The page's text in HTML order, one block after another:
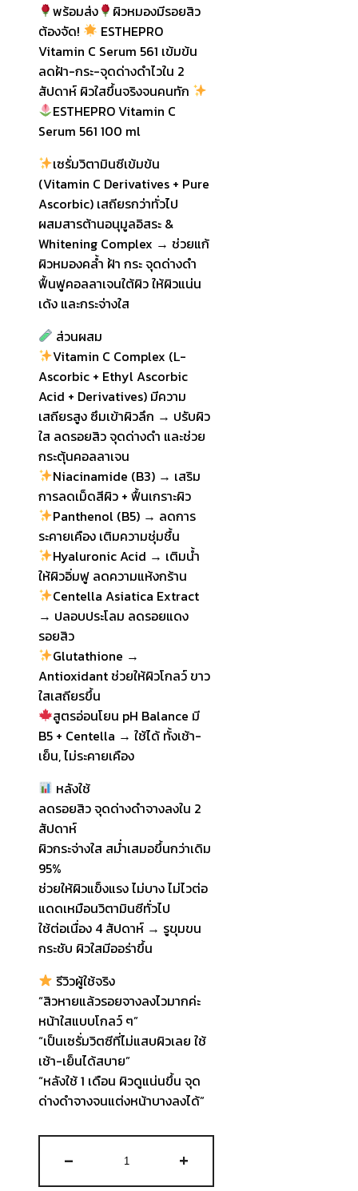
พร้อมส่ง
ผิวหมองมีรอยสิว
ต้องจัด!
ESTHEPRO
Vitamin C Serum 561 เข้มข้น
ลดฝ้า-กระ-จุดด่างดำไวใน 2
สัปดาห์ ผิวใสขึ้นจริงจนคนทัก
ESTHEPRO Vitamin C
Serum 561 100 ml
เซรั่มวิตามินซีเข้มข้น
(Vitamin C Derivatives + Pure
Ascorbic) เสถียรกว่าทั่วไป
ผสมสารต้านอนุมูลอิสระ &
Whitening Complex → ช่วยแก้
ผิวหมองคล้ำ ฝ้า กระ จุดด่างดำ
ฟื้นฟูคอลลาเจนใต้ผิว ให้ผิวแน่น
เด้ง และกระจ่างใส
ส่วนผสม
Vitamin C Complex (L-
Ascorbic + Ethyl Ascorbic
Acid + Derivatives) มีความ
เสถียรสูง ซึมเข้าผิวลึก → ปรับผิว
ใส ลดรอยสิว จุดด่างดำ และช่วย
กระตุ้นคอลลาเจน
Niacinamide (B3) → เสริม
การลดเม็ดสีผิว + ฟื้นเกราะผิว
Panthenol (B5) → ลดการ
ระคายเคือง เติมความชุ่มชื้น
Hyaluronic Acid → เติมน้ำ
ให้ผิวอิ่มฟู ลดความแห้งกร้าน
Centella Asiatica Extract
→ ปลอบประโลม ลดรอยแดง
รอยสิว
Glutathione →
Antioxidant ช่วยให้ผิวโกลว์ ขาว
ใสเสถียรขึ้น
สูตรอ่อนโยน pH Balance มี
B5 + Centella → ใช้ได้ ทั้งเช้า-
เย็น, ไม่ระคายเคือง
หลังใช้
ลดรอยสิว จุดด่างดำจางลงใน 2
สัปดาห์
ผิวกระจ่างใส สม่ำเสมอขึ้นกว่าเดิม
95%
ช่วยให้ผิวแข็งแรง ไม่บาง ไม่ไวต่อ
แดดเหมือนวิตามินซีทั่วไป
ใช้ต่อเนื่อง 4 สัปดาห์ → รูขุมขน
กระชับ ผิวใสมีออร่าขึ้น
รีวิวผู้ใช้จริง
“สิวหายแล้วรอยจางลงไวมากค่ะ
หน้าใสแบบโกลว์ ๆ”
“เป็นเซรั่มวิตซีที่ไม่แสบผิวเลย ใช้
เช้า-เย็นได้สบาย”
“หลังใช้ 1 เดือน ผิวดูแน่นขึ้น จุด
ด่างดำจางจนแต่งหน้าบางลงได้”
-
ESTHEPRO
Vitamin
+